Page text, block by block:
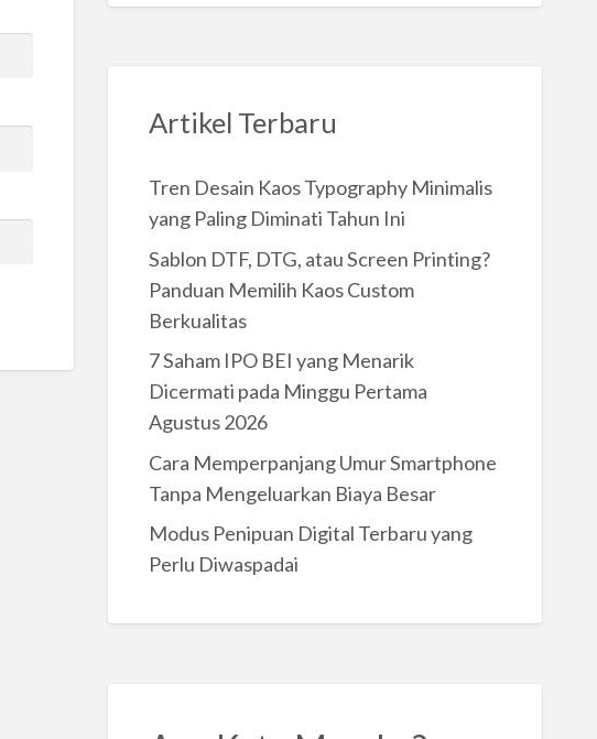
Artikel Terbaru
Tren Desain Kaos Typography Minimalis
yang Paling Diminati Tahun Ini
Sablon DTF, DTG, atau Screen Printing?
Panduan Memilih Kaos Custom
Berkualitas
7 Saham IPO BEI yang Menarik
Dicermati pada Minggu Pertama
Agustus 2026
Cara Memperpanjang Umur Smartphone
Tanpa Mengeluarkan Biaya Besar
Modus Penipuan Digital Terbaru yang
Perlu Diwaspadai